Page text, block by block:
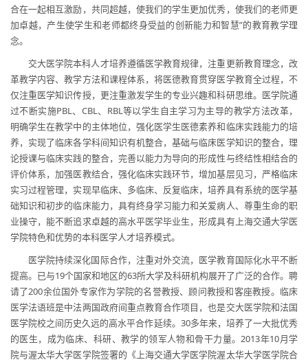
合在一起相互激励，共同超越，使我们的学生更加优秀，使我们的老师更
加卓越，产生使学生和老师都终身受益的创新能力和智慧”的教育教学理
念。
交大医学院本科人才培养遵循医学教育规律，注重更新教育理念，改
革教学内容、教学方法和课程体系，将医德教育贯穿医学教育全过程，不
仅注重医学知识传授，更注重激发学生的专业兴趣和科研思维。医学院通
过不断实施PBL、CBL、RBL等以学生自主学习为主导的教学方法改革，
明确学生在教学中的主体地位，强化医学生医德素养和临床实践能力的培
养，实现了临床各学科间知识有机整合，基础与临床医学知识的整合，理
论授课与临床实践的整合，完善以能力为导向的形成性与终结性相结合的
评价体系，加强医教结合，强化临床实践环节，增加基层见习，严格临床
实习过程管理，实现早临床、多临床、反复临床，培养具有系统的医学基
础知识和初步的临床能力，具有终身学习能力和关爱病人、尊重生命的职
业操守，能不断追求卓越的高水平医学毕业生，形成具有上海交通大学医
学院特色和优势的本科医学人才培养模式。
医学院持续深化国际合作，注重对外交流，医学教育国际化水平不断
提高。已与19个国家和地区的63所大学及科研机构展开了广泛的合作。聘
请了200余位国外专家作为学院的名誉教授、顾问教授和客座教授。临床
医学法语班是中法两国政府间重点教育合作项目，也是交大医学院和法国
医学院校之间历史久远的高水平合作延续。30多年来，培养了一大批优秀
的医生，成为临床、科研、教学的领军人物和骨干力量。2013年10月学
院与渥太华大学医学院签署的《上海交通大学医学院渥太华大学医学院合